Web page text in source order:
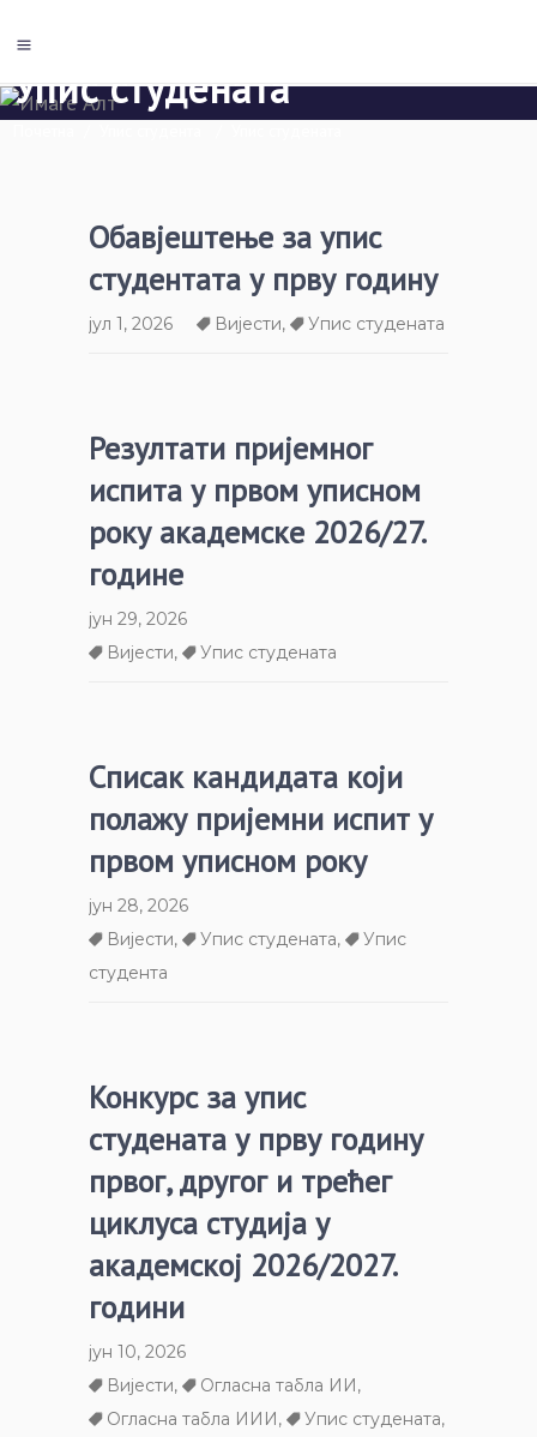
Упис студената
Обавјештење за упис
студентата у прву годину
јул 1, 2026 Вијести, Упис студената
Резултати пријемног
испита у првом уписном
року академске 2026/27.
године
јун 29, 2026
Вијести, Упис студената
Списак кандидата који
полажу пријемни испит у
првом уписном року
јун 28, 2026
Вијести, Упис студената,
Упис
студента
Конкурс за упис
студената у прву годину
првог, другог и трећег
циклуса студија у
академској 2026/2027.
години
јун 10, 2026
Вијести, Огласна табла ИИ,
Огласна табла ИИИ, Упис студената,